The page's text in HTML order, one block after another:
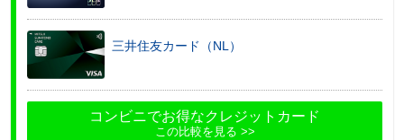
三井住友カード（NL）
コンビニでお得なクレジットカード
この比較を見る